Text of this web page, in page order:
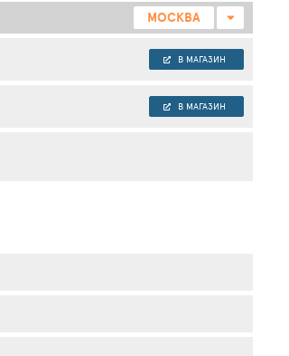
МОСКВА
В МАГАЗИН
В МАГАЗИН